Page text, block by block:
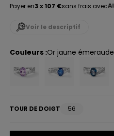
Payer en3 x 107 €sans frais avec
Voir le descriptif
Couleurs : or jaune émeraude
TOUR DE DOIGT 56